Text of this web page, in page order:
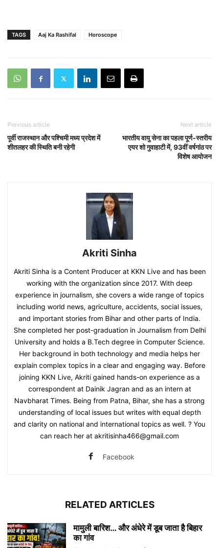
TAGS Aaj Ka Rashifal Horoscope
Previous article
पूर्वी राजस्थान और पश्चिमी मध्य प्रदेश में
शीतलहर की स्थिति बनी रहेगी
Next article
भारतीय वायु सेना का पहला पूर्ण-स्तरीय
एयर शो गुवाहाटी में, 93वीं वर्षगांठ पर
विशेष आयोजन
Akriti Sinha
Akriti Sinha is a Content Producer at KKN Live and has been
working with the organization since 2017. With deep
experience in journalism, she covers a wide range of topics
including world news, agriculture, accidents, social issues,
and important stories from Bihar and other parts of India.
She completed her post-graduation in Journalism from Delhi
University and holds a B.Tech degree in Computer Science.
Her background in both technology and media helps her
explain complex topics in a clear and engaging way. Before
joining KKN Live, Akriti gained hands-on experience as a
correspondent at Dainik Jagran and as an intern at
Navbharat Times. Being from Patna, Bihar, she has a strong
understanding of local issues but writes with equal depth
and clarity on national and international topics as well. ? You
can reach her at akritisinha466@gmail.com
Facebook
RELATED ARTICLES
मामुली बारिश… और अंधेरे में डूब जाता है बिहार
का गांव